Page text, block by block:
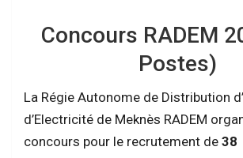
Concours RADEM
Postes)
La Régie Autonome de Distribution
d’Electricité de Meknès RADEM
concours pour le recrutement de 38